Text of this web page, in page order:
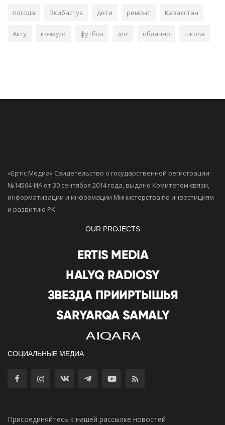
погода Экибастуз дети ремонт Казахстан
Аксу конкурс футбол дчс облачно школа
«Ертiс Медиа» Свидетельство о государственной регистрации:
№14564-ИА от 30 сентября 2014 года, выдано Комитетом связи,
информатизации и информации Министерства по инвестициям
и развитию РК
OUR PROJECTS
СОЦИАЛЬНЫЕ МЕДИА
Присоединяйтесь к нашей рассылке новостей